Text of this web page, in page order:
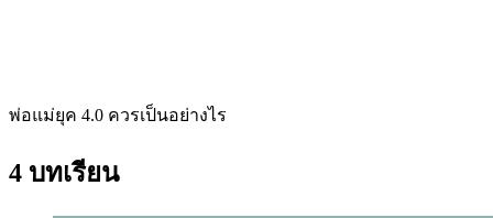
พ่อแม่ยุค 4.0 ควรเป็นอย่างไร
4 บทเรียน